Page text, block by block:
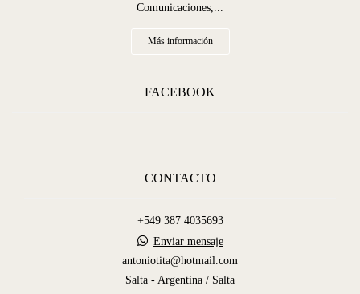
Comunicaciones,...
Más información
FACEBOOK
CONTACTO
+549 387 4035693
Enviar mensaje
antoniotita@hotmail.com
Salta - Argentina / Salta